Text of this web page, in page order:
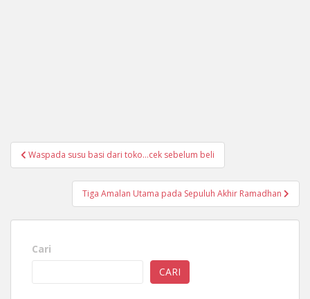
Navigasi
pos
Waspada susu basi dari toko…cek sebelum beli
Tiga Amalan Utama pada Sepuluh Akhir Ramadhan
Cari
CARI